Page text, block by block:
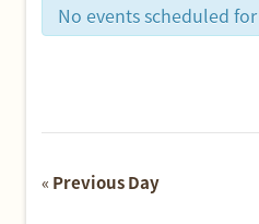
No events scheduled for
Day
« Previous Day